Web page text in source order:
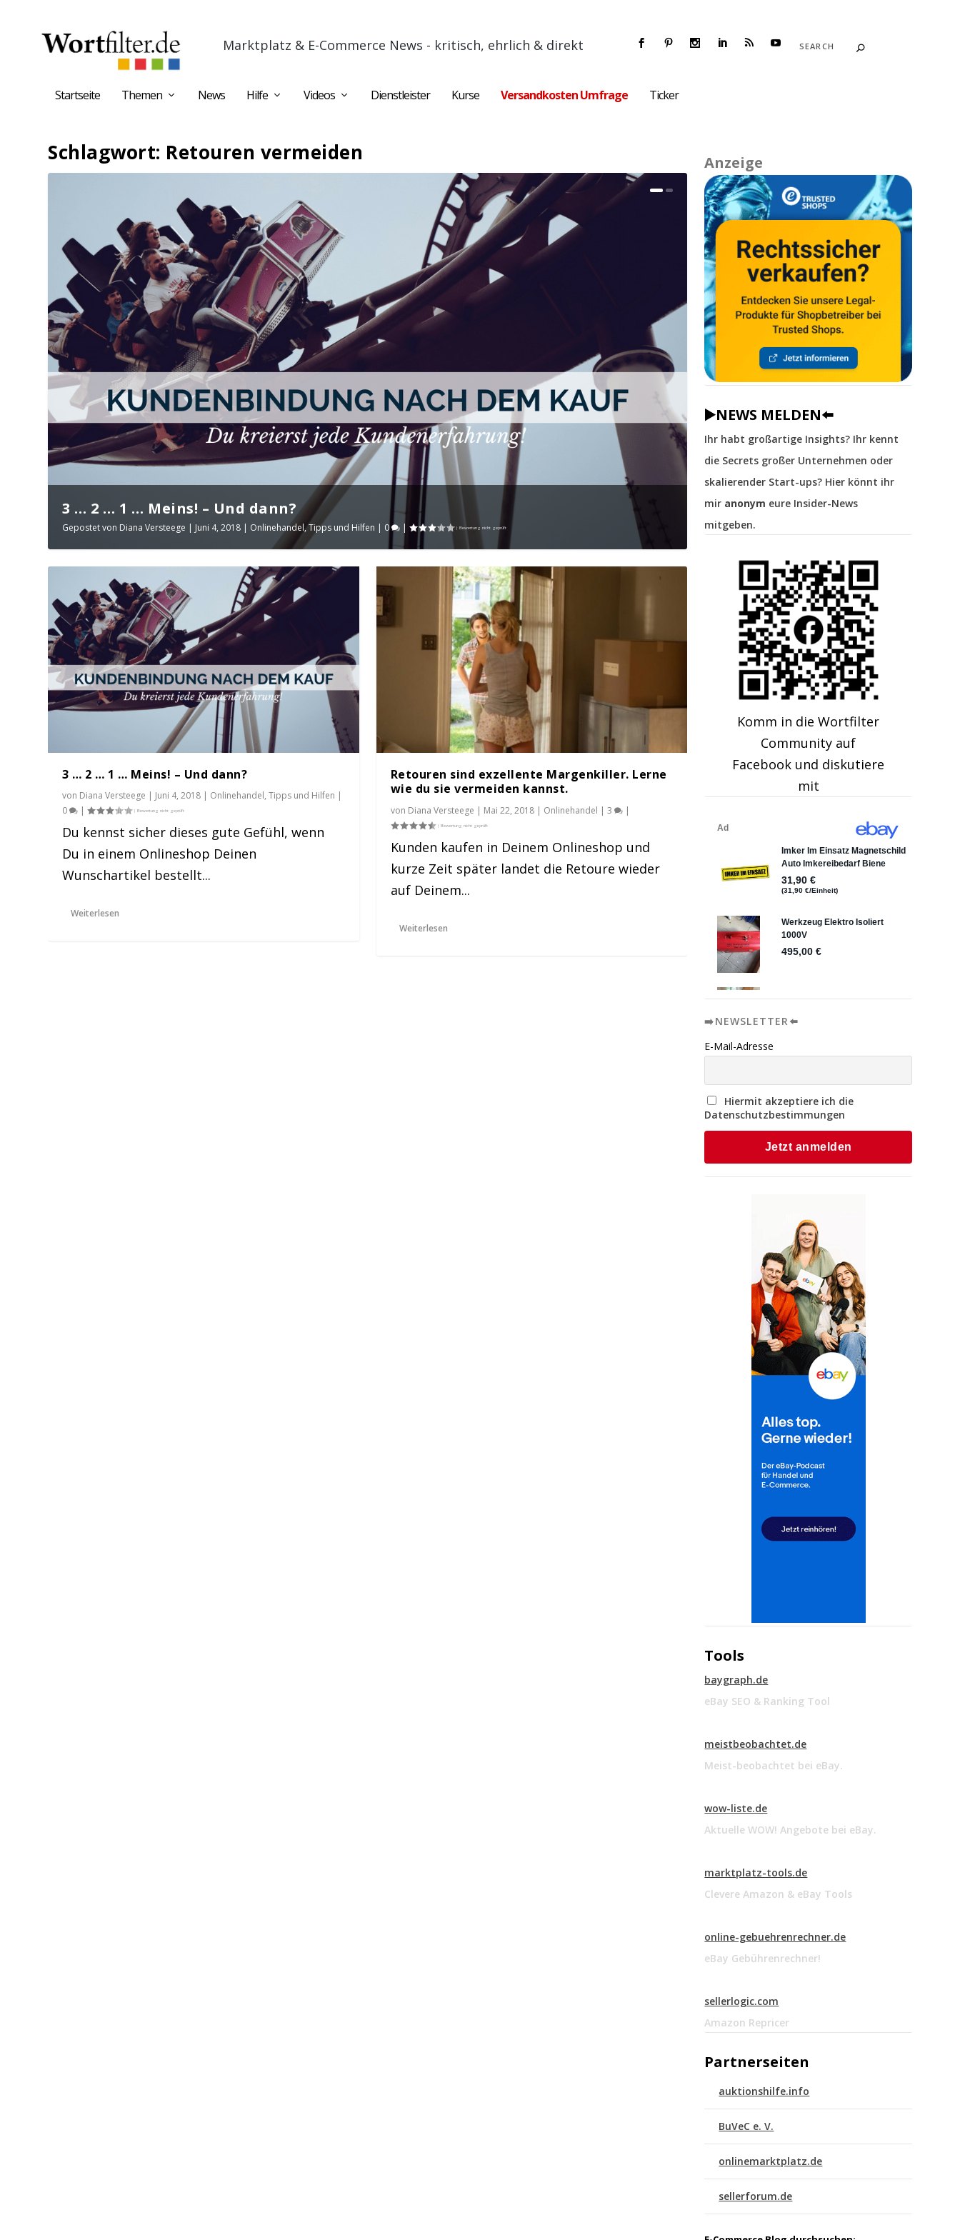
Marktplatz & E-Commerce News - kritisch, ehrlich & direkt
Startseite Themen News Hilfe Videos Dienstleister Kurse Versandkosten Umfrage Ticker
Schlagwort: Retouren vermeiden
3 … 2 … 1 … Meins! – Und dann?
Gepostet von Diana Versteege | Juni 4, 2018 | Onlinehandel,Tipps und Hilfen | 0 |
Retouren sind exzellente Margenkiller. Lerne wie d...
3 … 2 … 1 … Meins! – Und dann?
von Diana Versteege | Juni 4, 2018 | Onlinehandel,Tipps und Hilfen |
0
|
Du kennst sicher dieses gute Gefühl, wenn
Du in einem Onlineshop Deinen
Wunschartikel bestellt...
Weiterlesen
Retouren sind exzellente Margenkiller. Lerne
wie du sie vermeiden kannst.
von Diana Versteege | Mai 22, 2018| Onlinehandel | 3 |
Kunden kaufen in Deinem Onlineshop und
kurze Zeit später landet die Retoure wieder
auf Deinem...
Weiterlesen
Anzeige
▶️NEWS MELDEN⬅️
Ihr habt großartige Insights? Ihr kennt
die Secrets großer Unternehmen oder
skalierender Start-ups? Hier könnt ihr
mir anonym eure Insider-News
mitgeben.
Komm in die Wortfilter
Community auf
Facebook und diskutiere
mit
➡️NEWSLETTER⬅️
E-Mail-Adresse
Hiermit akzeptiere ich die
Datenschutzbestimmungen
Tools
baygraph.de
eBay SEO & Ranking Tool
meistbeobachtet.de
Meist-beobachtet bei eBay.
wow-liste.de
Aktuelle WOW! Angebote bei eBay.
marktplatz-tools.de
Clevere Amazon & eBay Tools
online-gebuehrenrechner.de
eBay Gebührenrechner!
sellerlogic.com
Amazon Repricer
Partnerseiten
auktionshilfe.info
BuVeC e. V.
onlinemarktplatz.de
sellerforum.de